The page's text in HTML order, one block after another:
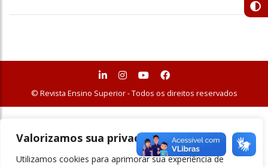
Valorizamos sua privacidade
Utilizamos cookies para aprimorar sua experiência de
© Revista Ensino Superior - Todos os direitos reservados